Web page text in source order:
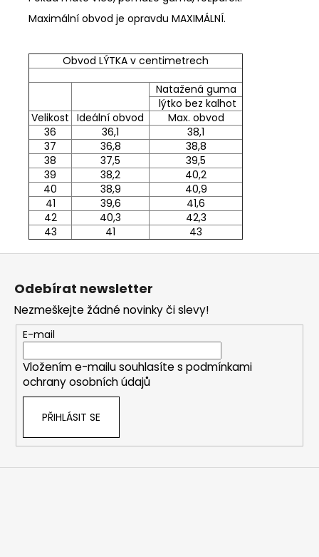
Maximální obvod je opravdu MAXIMÁLNÍ.
Obvod LÝTKA v centimetrech
Natažená guma
lýtko bez kalhot
Velikost Ideální obvod
Max. obvod
36
36,1
38,1
37
36,8
38,8
38
37,5
39,5
39
38,2
40,2
40
38,9
40,9
41
39,6
41,6
42
40,3
42,3
43
41 43
Z
Odebírat newsletter
Nezmeškejte žádné novinky či slevy!
E-mail
Vložením e-mailu souhlasíte s podmínkami
ochrany osobních údajů
PŘIHLÁSIT SE